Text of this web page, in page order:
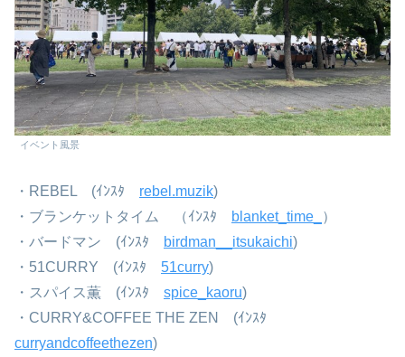
イベント風景
・REBEL (ｲﾝｽﾀ rebel.muzik)
・ブランケットタイム （ｲﾝｽﾀ
blanket_time_
）
・バードマン (ｲﾝｽﾀ
birdman__itsukaichi)
・51CURRY (ｲﾝｽﾀ 51curry)
・スパイス薫 (ｲﾝｽﾀ spice_kaoru)
・CURRY&COFFEE THE ZEN (ｲﾝｽﾀ
curryandcoffeethezen)